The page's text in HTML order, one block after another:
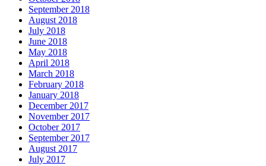
September 2018
August 2018
July 2018
June 2018
May 2018
April 2018
March 2018
February 2018
January 2018
December 2017
November 2017
October 2017
September 2017
August 2017
July 2017